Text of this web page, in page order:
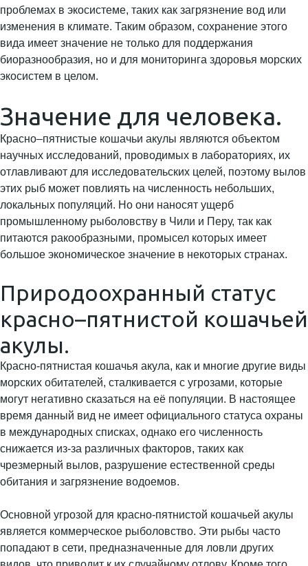
проблемах в экосистеме, таких как загрязнение вод или
изменения в климате. Таким образом, сохранение этого
вида имеет значение не только для поддержания
биоразнообразия, но и для мониторинга здоровья морских
экосистем в целом.
Значение для человека.
Красно–пятнистые кошачьи акулы являются объектом
научных исследований, проводимых в лабораториях, их
отлавливают для исследовательских целей, поэтому вылов
этих рыб может повлиять на численность небольших,
локальных популяций. Но они наносят ущерб
промышленному рыболовству в Чили и Перу, так как
питаются ракообразными, промысел которых имеет
большое экономическое значение в некоторых странах.
Природоохранный статус
красно–пятнистой кошачьей
акулы.
Красно-пятнистая кошачья акула, как и многие другие виды
морских обитателей, сталкивается с угрозами, которые
могут негативно сказаться на её популяции. В настоящее
время данный вид не имеет официального статуса охраны
в международных списках, однако его численность
снижается из-за различных факторов, таких как
чрезмерный вылов, разрушение естественной среды
обитания и загрязнение водоемов.
Основной угрозой для красно-пятнистой кошачьей акулы
является коммерческое рыболовство. Эти рыбы часто
попадают в сети, предназначенные для ловли других